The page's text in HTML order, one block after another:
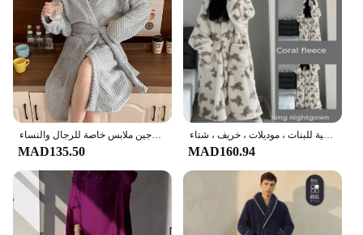
جديد الخريف/الشتاء الفانيلا رداء الحمام سترة سميكة متوسطة الطول زوجين ملابس خاصة للرجال والنساء
MAD135.50
بيجامات مخملية مرجانية سميكة بغطاء للرأس للنساء ، رداء دب لطيف ، كارديجان مقطع طويل ، ملابس منزلية للبنات ، موديلات ، خريف ، شتاء
MAD160.94